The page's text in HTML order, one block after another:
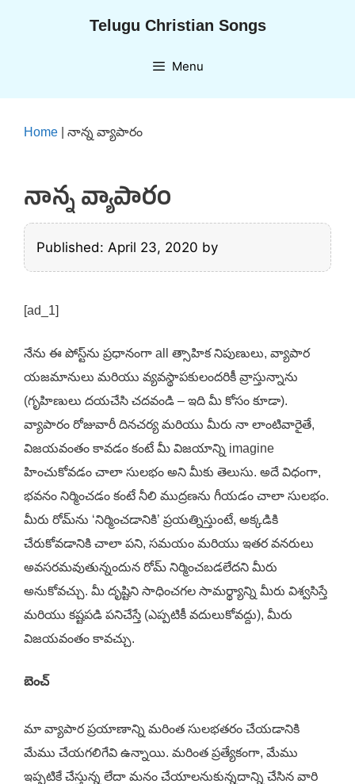
Telugu Christian Songs
Menu
Home నాన్న వ్యాపారం
నాన్న వ్యాపారం
Published: April 23, 2020 by
[ad_1]
నేను ఈ పోస్ట్‌ను ప్రధానంగా all త్సాహిక నిపుణులు, వ్యాపార
యజమానులు మరియు వ్యవస్థాపకులందరికీ వ్రాస్తున్నాను
(గృహిణులు దయచేసి చదవండి – ఇది మీ కోసం కూడా).
వ్యాపారం రోజువారీ దినచర్య మరియు మీరు నా లాంటివారైతే,
విజయవంతం కావడం కంటే మీ విజయాన్ని imagine
హించుకోవడం చాలా సులభం అని మీకు తెలుసు. అదే విధంగా,
భవనం నిర్మించడం కంటే నీలి ముద్రణను గీయడం చాలా సులభం.
మీరు రోమ్‌ను ‘నిర్మించడానికి’ ప్రయత్నిస్తుంటే, అక్కడికి
చేరుకోవడానికి చాలా పని, సమయం మరియు ఇతర వనరులు
అవసరమవుతున్నందున రోమ్ నిర్మించబడలేదని మీరు
అనుకోవచ్చు. మీ దృష్టిని సాధించగల సామర్థ్యాన్ని మీరు విశ్వసిస్తే
మరియు కష్టపడి పనిచేస్తే (ఎప్పటికీ వదులుకోవద్దు), మీరు
విజయవంతం కావచ్చు.
బెంచ్
మా వ్యాపార ప్రయాణాన్ని మరింత సులభతరం చేయడానికి
మేము చేయగలిగేవి ఉన్నాయి. మరింత ప్రత్యేకంగా, మేము
ఇప్పటికే చేస్తున్న లేదా మనం చేయాలనుకున్నదాన్ని చేసిన వారి